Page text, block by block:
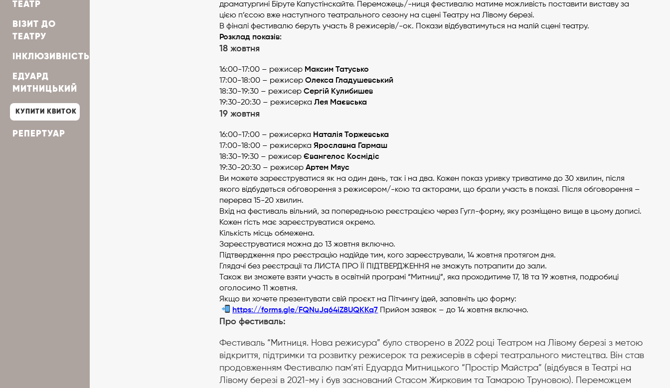
ТЕАТР
ВІЗИТ ДО
ТЕАТРУ
ІНКЛЮЗИВНІСТЬ
ЕДУАРД
МИТНИЦЬКИЙ
КУПИТИ КВИТОК
РЕПЕРТУАР
драматургині Біруте Капустінскайте. Переможець/-ниця фестивалю матиме можливість поставити виставу за
цією п’єсою вже наступного театрального сезону на сцені Театру на Лівому березі.
В фіналі фестивалю беруть участь 8 режисерів/-ок. Покази відбуватимуться на малій сцені театру.
Розклад показів:
18 жовтня
16:00-17:00 – режисер Максим Татусько
17:00-18:00 – режисер Олекса Гладушевський
18:30-19:30 – режисер Сергій Кулибишев
19:30-20:30 – режисерка Лея Маєвська
19 жовтня
16:00-17:00 – режисерка Наталія Торжевська
17:00-18:00 – режисерка Ярославна Гармаш
18:30-19:30 – режисер Євангелос Космідіс
19:30-20:30 – режисер Артем Мяус
Ви можете зареєструватися як на один день, так і на два. Кожен показ уривку триватиме до 30 хвилин, після
якого відбудеться обговорення з режисером/-кою та акторами, що брали участь в показі. Після обговорення –
перерва 15-20 хвилин.
Вхід на фестиваль вільний, за попередньою реєстрацією через Гугл-форму, яку розміщено вище в цьому дописі.
Кожен гість має зареєструватися окремо.
Кількість місць обмежена.
Зареєструватися можна до 13 жовтня включно.
Підтвердження про реєстрацію надійде тим, кого зареєстрували, 14 жовтня протягом дня.
Глядачі без реєстрації та ЛИСТА ПРО ЇЇ ПІДТВЕРДЖЕННЯ не зможуть потрапити до зали.
Також ви зможете взяти участь в освітній програмі “Митниці”, яка проходитиме 17, 18 та 19 жовтня, подробиці
оголосимо 11 жовтня.
Якщо ви хочете презентувати свій проєкт на Пітчингу ідей, заповніть цю форму:
https://forms.gle/FQNuJq64iZ8UQKKq7 Прийом заявок – до 14 жовтня включно.
Про фестиваль:
Фестиваль “Митниця. Нова режисура” було створено в 2022 році Театром на Лівому березі з метою
відкриття, підтримки та розвитку режисерок та режисерів в сфері театрального мистецтва. Він став
продовженням Фестивалю пам’яті Едуарда Митницького “Простір Майстра” (відбувся в Театрі на
Лівому березі в 2021-му і був заснований Стасом Жирковим та Тамарою Труновою). Переможцем